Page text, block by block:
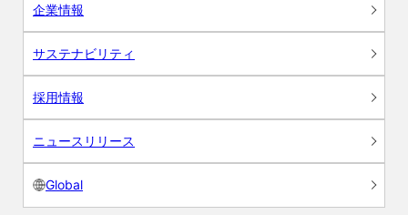
企業情報
サステナビリティ
採用情報
ニュースリリース
Global